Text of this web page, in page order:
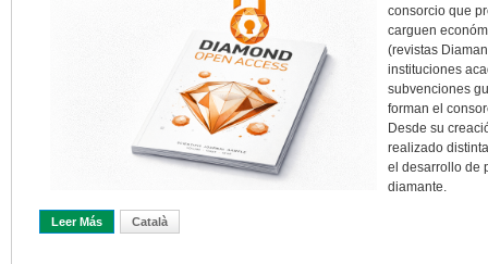
consorcio que
carguen
(revistas
instituciones
subvenciones
forman el
Desde su
realizado
el desarrollo de
diamante.
Leer Más Sobre Revistas DIAMANTE: Hacia Un Cambio En El Modelo De
Català